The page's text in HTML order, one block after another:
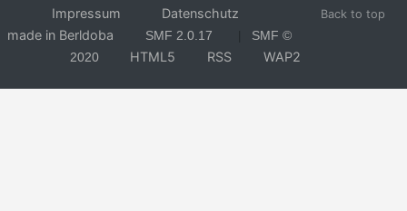
Impressum
Datenschutz Back to top
made in Berldoba SMF 2.0.17
SMF ©
2020
HTML5 RSS WAP2